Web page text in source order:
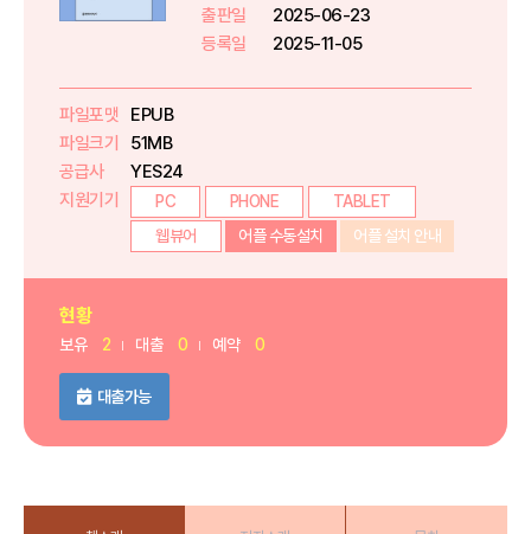
출판일
2025-06-23
등록일
2025-11-05
파일포맷
EPUB
파일크기
51MB
공급사
YES24
지원기기
PC PHONE
TABLET
웹뷰어
어플 수동설치 어플 설치 안내
현황
보유 2 대출 0 예약 0
대출가능